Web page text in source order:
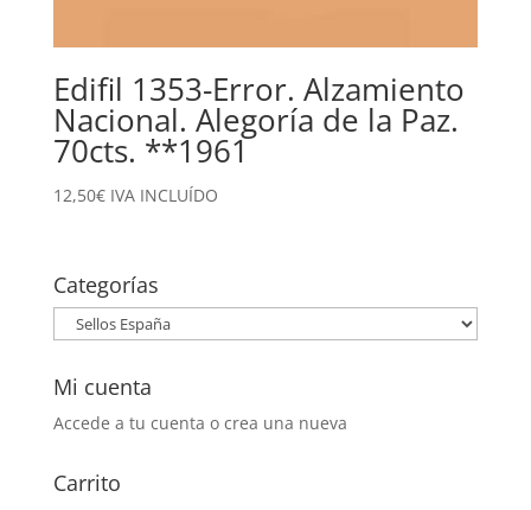
Edifil 1353-Error. Alzamiento
Nacional. Alegoría de la Paz.
70cts. **1961
12,50€ IVA INCLUÍDO
Categorías
Mi cuenta
Accede a tu cuenta o crea una nueva
Carrito